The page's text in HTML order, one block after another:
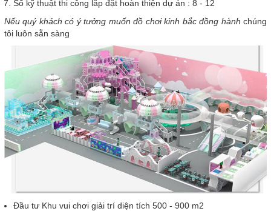
Số kỹ thuật thi công lắp đặt hoàn thiện dự án : 8 - 12
Nếu quý khách có ý tưởng muốn đồ chơi kinh bắc đồng hành chúng
tôi luôn sẵn sàng
Đầu tư Khu vui chơi giải trí diện tích 500 - 900 m2